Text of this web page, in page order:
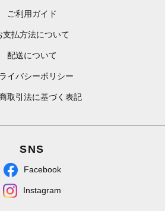
ご利用ガイド
支払方法について
配送について
イバシーポリシー
取引法に基づく表記
SNS
Facebook
Instagram